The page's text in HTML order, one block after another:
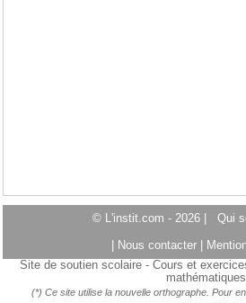
© L'instit.com - 2026 | Qui
Nous contacter
Site de soutien scolaire - Cours et
(*) Ce site utilise la nouvelle orthographe. Pour